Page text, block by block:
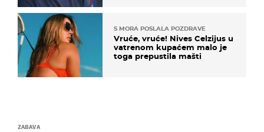
S MORA POSLALA POZDRAVE
Vruće, vruće! Nives Celzijus u
vatrenom kupaćem malo je
toga prepustila mašti
ZABAVA